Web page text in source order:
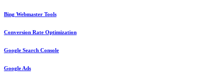
Bing Webmaster Tools
Conversion Rate Optimization
Google Search Console
Google Ads